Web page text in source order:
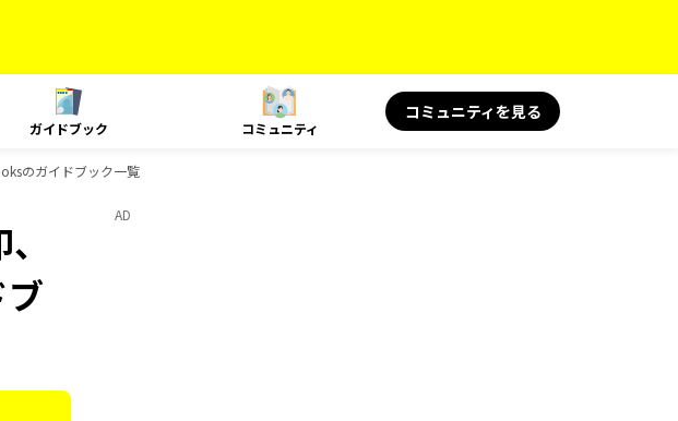
ガイドブック コミュニティ
コミュニティを見る
のガイドブック一覧
AD